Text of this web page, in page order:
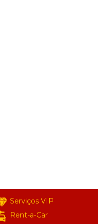
Serviços VIP
Rent-a-Car